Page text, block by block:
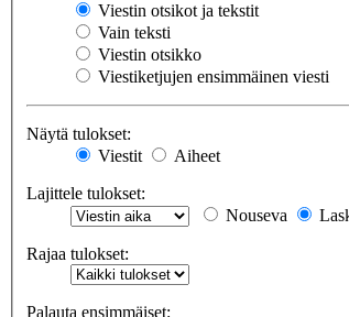
Viestin otsikot ja tekstit
Vain teksti
Viestin otsikko
Viestiketjujen ensimmäinen viesti
Näytä tulokset:
Viestit
Aiheet
Lajittele tulokset:
Nouseva
Rajaa tulokset:
Palauta ensimmäiset: